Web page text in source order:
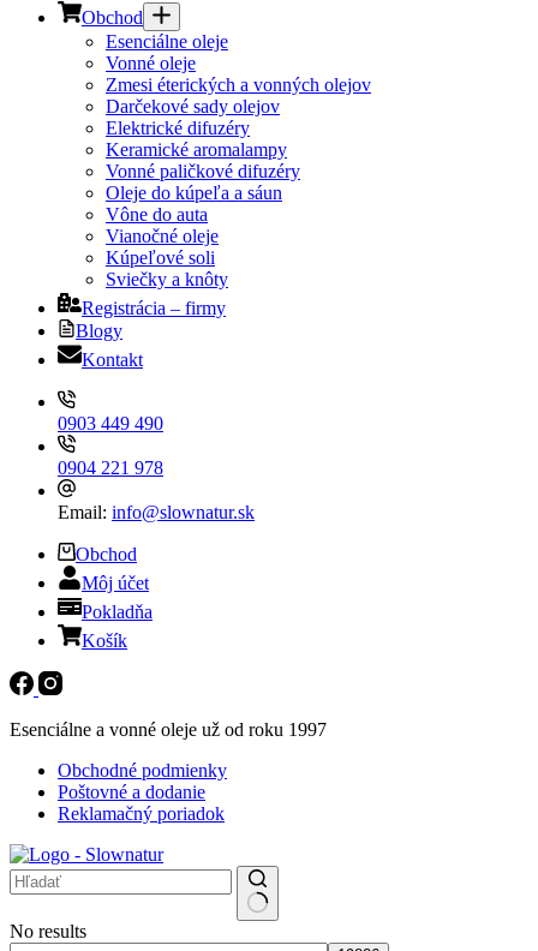
Obchod
Esenciálne oleje
Vonné oleje
Zmesi éterických a vonných olejov
Darčekové sady olejov
Elektrické difuzéry
Keramické aromalampy
Vonné paličkové difuzéry
Oleje do kúpeľa a sáun
Vône do auta
Vianočné oleje
Kúpeľové soli
Sviečky a knôty
Registrácia – firmy
Blogy
Kontakt
0903 449 490
0904 221 978
Email: info@slownatur.sk
Obchod
Môj účet
Pokladňa
Košík
Esenciálne a vonné oleje už od roku 1997
Obchodné podmienky
Poštovné a dodanie
Reklamačný poriadok
No results